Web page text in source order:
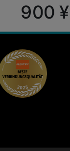
900 ¥